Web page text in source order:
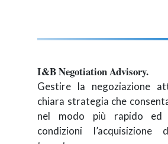
I&B Negotiation Advisory.
Gestire la negoziazione
chiara strategia che
nel modo più rapido ed
condizioni l’acquisizione